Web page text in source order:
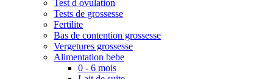
Test d ovulation
Tests de grossesse
Fertilite
Bas de contention grossesse
Vergetures grossesse
Alimentation bebe
0 - 6 mois